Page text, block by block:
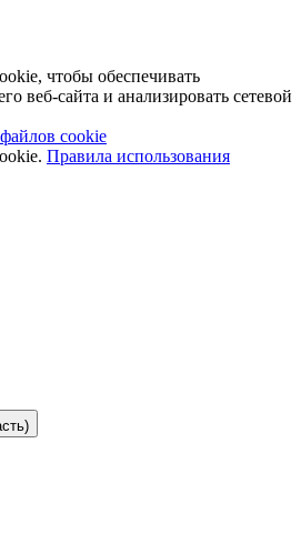
чтобы обеспечивать
веб-сайта и анализировать сетевой
cookie
Правила использования